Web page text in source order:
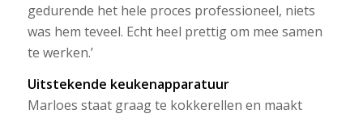
gedurende het hele proces professioneel, niets
was hem teveel. Echt heel prettig om mee samen
te werken.’
Uitstekende keukenapparatuur
Marloes staat graag te kokkerellen en maakt